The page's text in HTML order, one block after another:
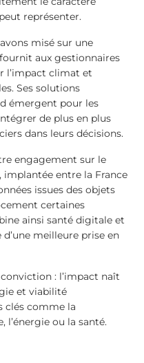
représenter.
misé sur une
aux gestionnaires
l’impact climat et
Ses solutions
émergent pour les
de plus en plus
dans leurs décisions.
engagement sur le
implantée entre la France
issues des objets
certaines
ainsi santé digitale et
meilleure prise en
: l’impact naît
et viabilité
clés comme la
l’énergie ou la santé.